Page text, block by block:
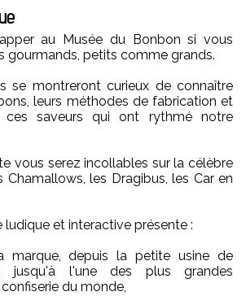
au Musée du Bonbon si vous
gourmands, petits comme grands.
se montreront curieux de connaître
leurs méthodes de fabrication et
ces saveurs qui ont rythmé notre
vous serez incollables sur la célèbre
Chamallows, les Dragibus, les Car en
ludique et interactive présente :
marque, depuis la petite usine de
jusqu'à l'une des plus grandes
du monde,